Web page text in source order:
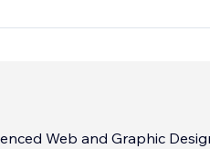
Web and Graphic